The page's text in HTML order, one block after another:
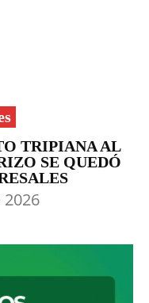
TRIPIANA AL
SE QUEDÓ